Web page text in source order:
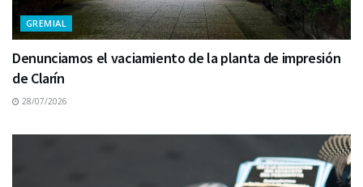
GREMIAL
Denunciamos el vaciamiento de la planta de impresión
de Clarín
28/07/2026